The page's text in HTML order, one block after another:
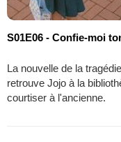
S01E06 - Confie-moi
La nouvelle de la
retrouve Jojo à la
courtiser à l'ancienne.